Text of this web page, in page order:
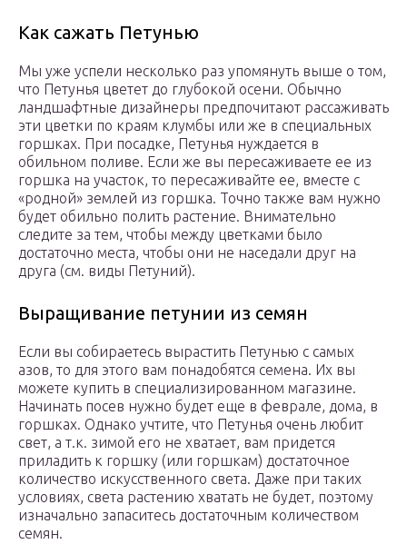
Как сажать Петунью
Мы уже успели несколько раз упомянуть выше о том,
что Петунья цветет до глубокой осени. Обычно
ландшафтные дизайнеры предпочитают рассаживать
эти цветки по краям клумбы или же в специальных
горшках. При посадке, Петунья нуждается в
обильном поливе. Если же вы пересаживаете ее из
горшка на участок, то пересаживайте ее, вместе с
«родной» землей из горшка. Точно также вам нужно
будет обильно полить растение. Внимательно
следите за тем, чтобы между цветками было
достаточно места, чтобы они не наседали друг на
друга (см. виды Петуний).
Выращивание петунии из семян
Если вы собираетесь вырастить Петунью с самых
азов, то для этого вам понадобятся семена. Их вы
можете купить в специализированном магазине.
Начинать посев нужно будет еще в феврале, дома, в
горшках. Однако учтите, что Петунья очень любит
свет, а т.к. зимой его не хватает, вам придется
приладить к горшку (или горшкам) достаточное
количество искусственного света. Даже при таких
условиях, света растению хватать не будет, поэтому
изначально запаситесь достаточным количеством
семян.